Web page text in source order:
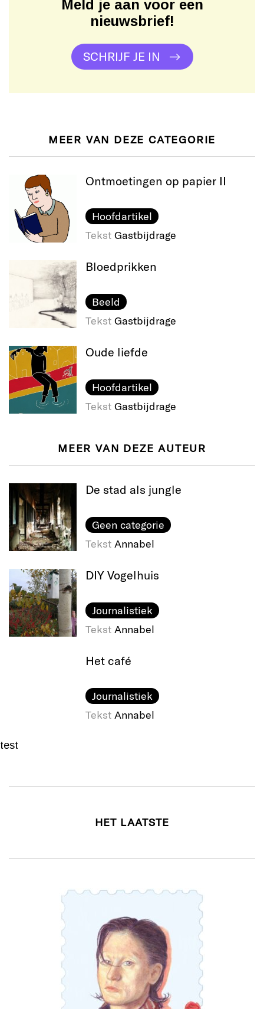
Meld je aan voor een
nieuwsbrief!
SCHRIJF JE IN
MEER VAN DEZE CATEGORIE
Ontmoetingen op papier II
Hoofdartikel
Tekst Gastbijdrage
Bloedprikken
Beeld
Tekst Gastbijdrage
Oude liefde
Hoofdartikel
Tekst Gastbijdrage
MEER VAN DEZE AUTEUR
De stad als jungle
Geen categorie
Tekst Annabel
DIY Vogelhuis
Journalistiek
Tekst Annabel
Het café
Journalistiek
Tekst Annabel
test
HET LAATSTE